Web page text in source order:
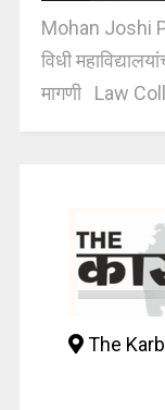
Mohan Joshi
विधी
मागणी Law
The